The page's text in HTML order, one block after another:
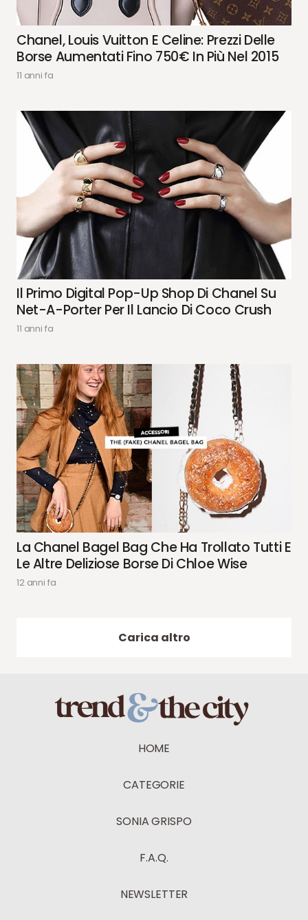
Chanel, Louis Vuitton E Celine: Prezzi Delle
Borse Aumentati Fino 750€ In Più Nel 2015
11 anni fa
Il Primo Digital Pop-Up Shop Di Chanel Su
Net-A-Porter Per Il Lancio Di Coco Crush
11 anni fa
La Chanel Bagel Bag Che Ha Trollato Tutti E
Le Altre Deliziose Borse Di Chloe Wise
12 anni fa
Carica altro
HOME
CATEGORIE
SONIA GRISPO
F.A.Q.
NEWSLETTER